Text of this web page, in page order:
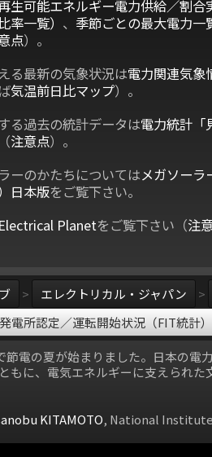
生可能エネルギー電力供給／割合
率一覧） 、 季節ごとの最大電力一
点）。
る最新の気象状況は電力関連気象
気温前日比マップ）。
る過去の統計データは電力統計「
注意点）。
ーのかたちについてはメガソーラ
日本版をご覧下さい。
Electrical Planetをご覧下さい（注
> エレクトリカル・ジャパン
>
電所認定／運転開始状況（FIT統計）
節電の夏が始まりました。日本の電
もに、電気エネルギーに支えられた
KITAMOTO, National